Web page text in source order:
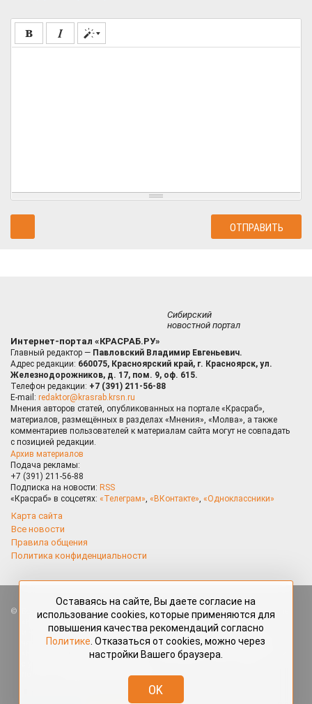
Сибирский
новостной портал
Интернет-портал «КРАСРАБ.РУ»
Главный редактор — Павловский Владимир Евгеньевич.
Адрес редакции: 660075, Красноярский край, г. Красноярск, ул.
Железнодорожников, д. 17, пом. 9, оф. 615.
Телефон редакции: +7 (391) 211-56-88
E-mail: redaktor@krasrab.krsn.ru
Мнения авторов статей, опубликованных на портале «Красраб»,
материалов, размещённых в разделах «Мнения», «Молва», а также
комментариев пользователей к материалам сайта могут не совпадать
с позицией редакции.
Архив материалов
Подача рекламы:
+7 (391) 211-56-88
Подписка на новости: RSS
«Красраб» в соцсетях: «Телеграм», «ВКонтакте», «Одноклассники»
Карта сайта
Все новости
Правила общения
Политика конфиденциальности
Все права защищены. Любые материалы, размещённые на портале
«Красраб.ру» сотрудниками редакции, нештатными авторами
и читателями, являются объектами авторского права. Полное или
частичное использование материалов, размещённых на портале
«Красраб.ру», допускается только с письменного согласия редакции
redaktor@krasrab.krsn.ru.
Оставаясь на сайте, Вы даете согласие на
использование cookies, которые применяются для
повышения качества рекомендаций согласно
Политике . Отказаться от cookies, можно через
настройки Вашего браузера.
OK